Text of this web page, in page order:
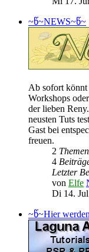
~წ~NEWS~წ~
Ab sofort könnt
Workshops
der lieben
neusten Tuts
Gast bei
freuen.
2 Themen
4
Letzter
von Elfe
Di 14.
~წ~Hier